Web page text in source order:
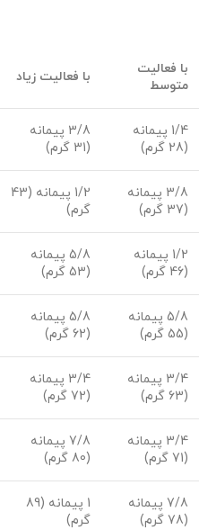
با فعالیت
متوسط
با فعالیت زیاد
1/4 پیمانه
(28 گرم)
3/8 پیمانه
(31 گرم)
3/8 پیمانه
(37 گرم)
1/2 پیمانه (43
گرم)
1/2 پیمانه
(46 گرم)
5/8 پیمانه
(53 گرم)
5/8 پیمانه
(55 گرم)
5/8 پیمانه
(62 گرم)
3/4 پیمانه
(63 گرم)
3/4 پیمانه
(72 گرم)
3/4 پیمانه
(71 گرم)
7/8 پیمانه
(80 گرم)
7/8 پیمانه
(78 گرم)
1 پیمانه (89
گرم)